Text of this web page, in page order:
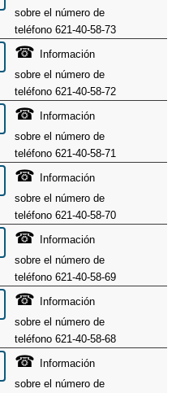
sobre el número de
teléfono 621-40-58-73
☎
Información
sobre el número de
teléfono 621-40-58-72
☎
Información
sobre el número de
teléfono 621-40-58-71
☎
Información
sobre el número de
teléfono 621-40-58-70
☎
Información
sobre el número de
teléfono 621-40-58-69
☎
Información
sobre el número de
teléfono 621-40-58-68
☎
Información
sobre el número de